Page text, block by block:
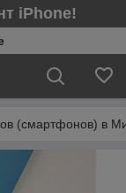
iPhone!
(смартфонов) в